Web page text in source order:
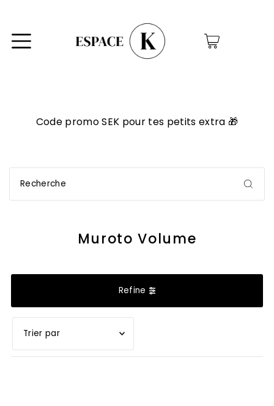
0
Code promo SEK pour tes petits extra 🎁
Muroto Volume
Refine
En vedette